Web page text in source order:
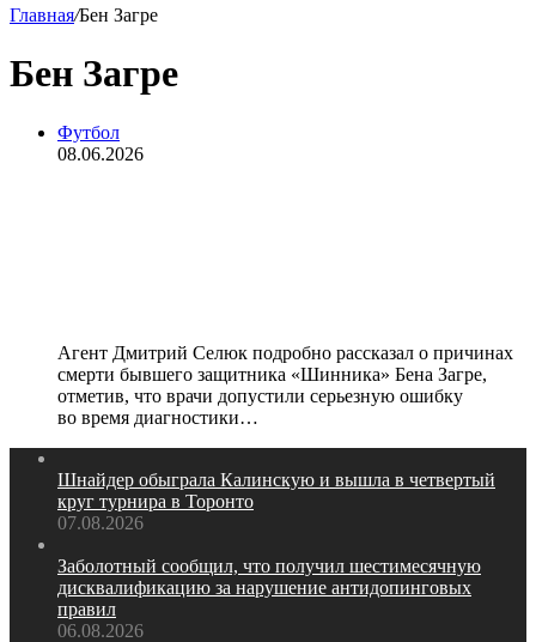
Главная/Бен Загре
Бен Загре
Футбол
08.06.2026
Агент Дмитрий Селюк подробно рассказал о причинах
смерти бывшего защитника «Шинника» Бена Загре,
отметив, что врачи допустили серьезную ошибку
во время диагностики…
Шнайдер обыграла Калинскую и вышла в четвертый
круг турнира в Торонто
07.08.2026
Заболотный сообщил, что получил шестимесячную
дисквалификацию за нарушение антидопинговых
правил
06.08.2026